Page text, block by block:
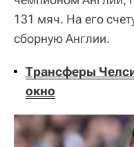
131 мяч. На его
сборную Англии.
Трансферы
окно